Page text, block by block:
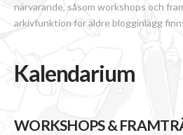
närvarande, såsom workshops och
arkivfunktion för äldre blogginlägg
Kalendarium
WORKSHOPS &